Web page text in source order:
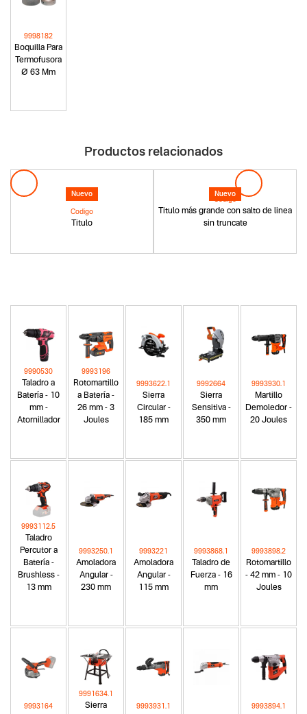
Boquilla Para
Termofusora
Ø 63 Mm
9998182
Productos relacionados
Nuevo
Titulo
Codigo
Nuevo
Titulo más grande con salto de linea
sin truncate
Codigo
Taladro a
Batería - 10
mm -
Atornillador
9990530
Rotomartillo
a Batería -
26 mm - 3
Joules
9993196
Sierra
Circular -
185 mm
9993622.1
Sierra
Sensitiva -
350 mm
9992664
Martillo
Demoledor -
20 Joules
9993930.1
Taladro
Percutor a
Batería -
Brushless -
13 mm
9993112.5
Amoladora
Angular -
230 mm
9993250.1
Amoladora
Angular -
115 mm
9993221
Taladro de
Fuerza - 16
mm
9993868.1
Rotomartillo
- 42 mm - 10
Joules
9993898.2
9993164
Sierra
9991634.1
9993931.1 9993894.1